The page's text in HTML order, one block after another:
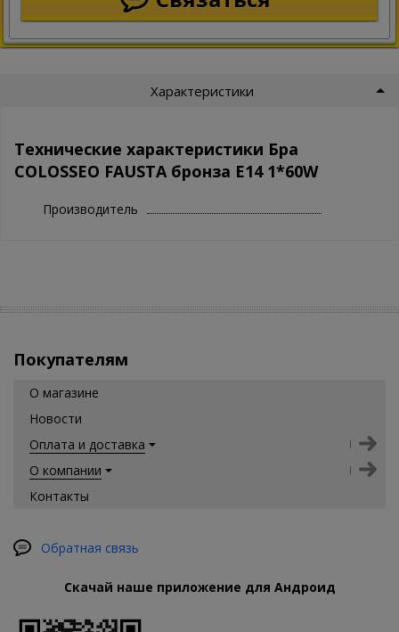
Характеристики
Технические характеристики Бра
COLOSSEO FAUSTA бронза E14 1*60W
Производитель
Покупателям
О магазине
Новости
Оплата и доставка
О компании
Контакты
Обратная связь
Скачай наше приложение для Андроид